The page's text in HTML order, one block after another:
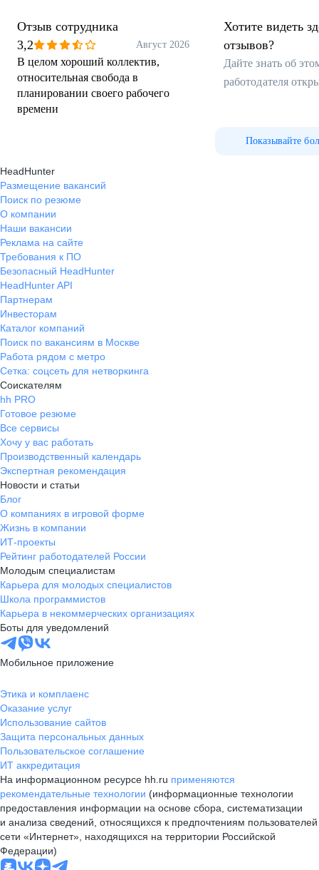
Отзыв сотрудника
3,2
Август 2026
В целом хороший коллектив,
относительная свобода в
планировании своего рабочего
времени
Хотите видеть
отзывов?
Дайте знать об
работодателя
Показывайте
HeadHunter
Размещение вакансий
Поиск по резюме
О компании
Наши вакансии
Реклама на сайте
Требования к ПО
Безопасный HeadHunter
HeadHunter API
Партнерам
Инвесторам
Каталог компаний
Поиск по вакансиям в Москве
Работа рядом с метро
Сетка: соцсеть для нетворкинга
Соискателям
hh PRO
Готовое резюме
Все сервисы
Хочу у вас работать
Производственный календарь
Экспертная рекомендация
Новости и статьи
Блог
О компаниях в игровой форме
Жизнь в компании
ИТ-проекты
Рейтинг работодателей России
Молодым специалистам
Карьера для молодых специалистов
Школа программистов
Карьера в некоммерческих организациях
Боты для уведомлений
Мобильное приложение
Этика и комплаенс
Оказание услуг
Использование сайтов
Защита персональных данных
Пользовательское соглашение
ИТ аккредитация
На информационном ресурсе hh.ru применяются
рекомендательные технологии (информационные технологии
предоставления информации на основе сбора, систематизации
и анализа сведений, относящихся к предпочтениям пользователей
сети «Интернет», находящихся на территории Российской
Федерации)